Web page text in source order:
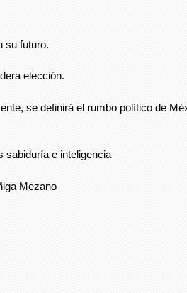
su futuro.
elección.
se definirá el rumbo político de
sabiduría e inteligencia
Mezano